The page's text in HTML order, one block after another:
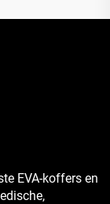
EVA-koffers en